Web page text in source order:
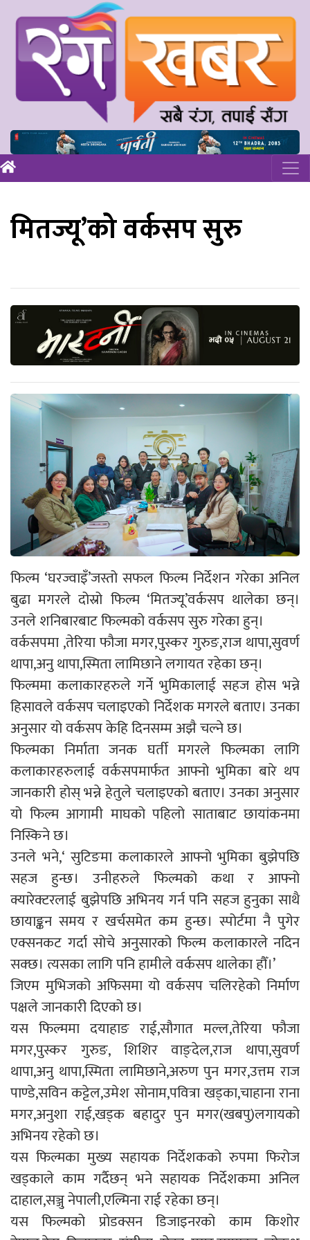
मितज्यू’को वर्कसप सुरु
फिल्म ‘घरज्वाइँ’जस्तो सफल फिल्म निर्देशन गरेका अनिल
बुढा मगरले दोस्रो फिल्म ‘मितज्यू’वर्कसप थालेका छन्।
उनले शनिबारबाट फिल्मको वर्कसप सुरु गरेका हुन्।
वर्कसपमा ,तेरिया फौजा मगर,पुस्कर गुरुङ,राज थापा,सुवर्ण
थापा,अनु थापा,स्मिता लामिछाने लगायत रहेका छन्।
फिल्ममा कलाकारहरुले गर्ने भुमिकालाई सहज होस भन्ने
हिसावले वर्कसप चलाइएको निर्देशक मगरले बताए। उनका
अनुसार यो वर्कसप केहि दिनसम्म अझै चल्ने छ।
फिल्मका निर्माता जनक घर्ती मगरले फिल्मका लागि
कलाकारहरुलाई वर्कसपमार्फत आफ्नो भुमिका बारे थप
जानकारी होस् भन्ने हेतुले चलाइएको बताए। उनका अनुसार
यो फिल्म आगामी माघको पहिलो साताबाट छायांकनमा
निस्किने छ।
उनले भने,‘ सुटिङमा कलाकारले आफ्नो भुमिका बुझेपछि
सहज हुन्छ। उनीहरुले फिल्मको कथा र आफ्नो
क्यारेक्टरलाई बुझेपछि अभिनय गर्न पनि सहज हुनुका साथै
छायाङ्कन समय र खर्चसमेत कम हुन्छ। स्पोर्टमा नै पुगेर
एक्सनकट गर्दा सोचे अनुसारको फिल्म कलाकारले नदिन
सक्छ। त्यसका लागि पनि हामीले वर्कसप थालेका हौँ।’
जिएम मुभिजको अफिसमा यो वर्कसप चलिरहेको निर्माण
पक्षले जानकारी दिएको छ।
यस फिल्ममा दयाहाङ राई,सौगात मल्ल,तेरिया फौजा
मगर,पुस्कर गुरुङ, शिशिर वाङ्देल,राज थापा,सुवर्ण
थापा,अनु थापा,स्मिता लामिछाने,अरुण पुन मगर,उत्तम राज
पाण्डे,सविन कट्टेल,उमेश सोनाम,पवित्रा खड्का,चाहाना राना
मगर,अनुशा राई,खड्क बहादुर पुन मगर(खबपु)लगायको
अभिनय रहेको छ।
यस फिल्मका मुख्य सहायक निर्देशकको रुपमा फिरोज
खड्काले काम गर्दैछन् भने सहायक निर्देशकमा अनिल
दाहाल,सञ्जु नेपाली,एल्मिना राई रहेका छन्।
यस फिल्मको प्रोडक्सन डिजाइनरको काम किशोर